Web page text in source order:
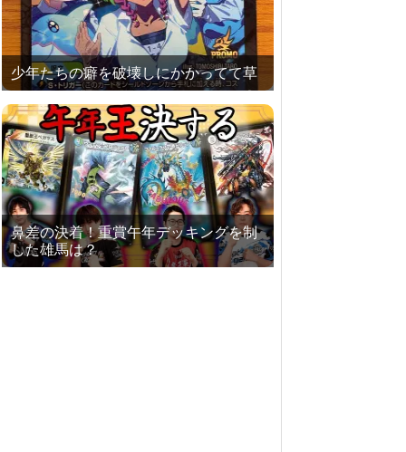
少年たちの癖を破壊しにかかってて草
鼻差の決着！重賞午年デッキングを制
した雄馬は？